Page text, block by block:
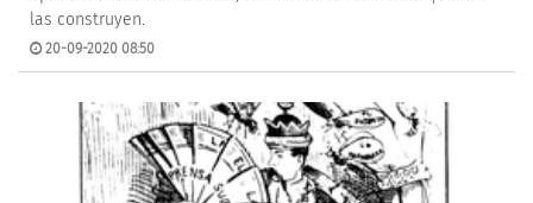
las construyen.
20-09-2020 08:50